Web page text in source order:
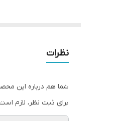
نظرات
شما هم درباره این
برای ثبت نظر، لازم